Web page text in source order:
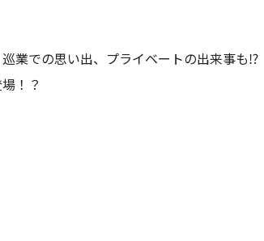
業での思い出、プライベートの出来事も⁉
！？